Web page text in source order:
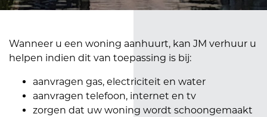
Wanneer u een woning aanhuurt, kan JM verhuur u
helpen indien dit van toepassing is bij:
aanvragen gas, electriciteit en water
aanvragen telefoon, internet en tv
zorgen dat uw woning wordt schoongemaakt